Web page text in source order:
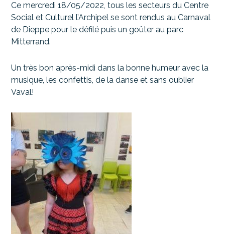
Ce mercredi 18/05/2022, tous les secteurs du Centre
Social et Culturel l’Archipel se sont rendus au Carnaval
de Dieppe pour le défilé puis un goûter au parc
Mitterrand.
Un très bon après-midi dans la bonne humeur avec la
musique, les confettis, de la danse et sans oublier
Vaval!